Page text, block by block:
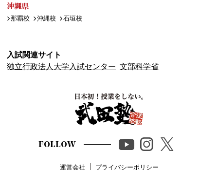
沖縄県
那覇校 沖縄校 石垣校
入試関連サイト
独立行政法人大学入試センター 文部科学省
FOLLOW
運営会社 プライバシーポリシー